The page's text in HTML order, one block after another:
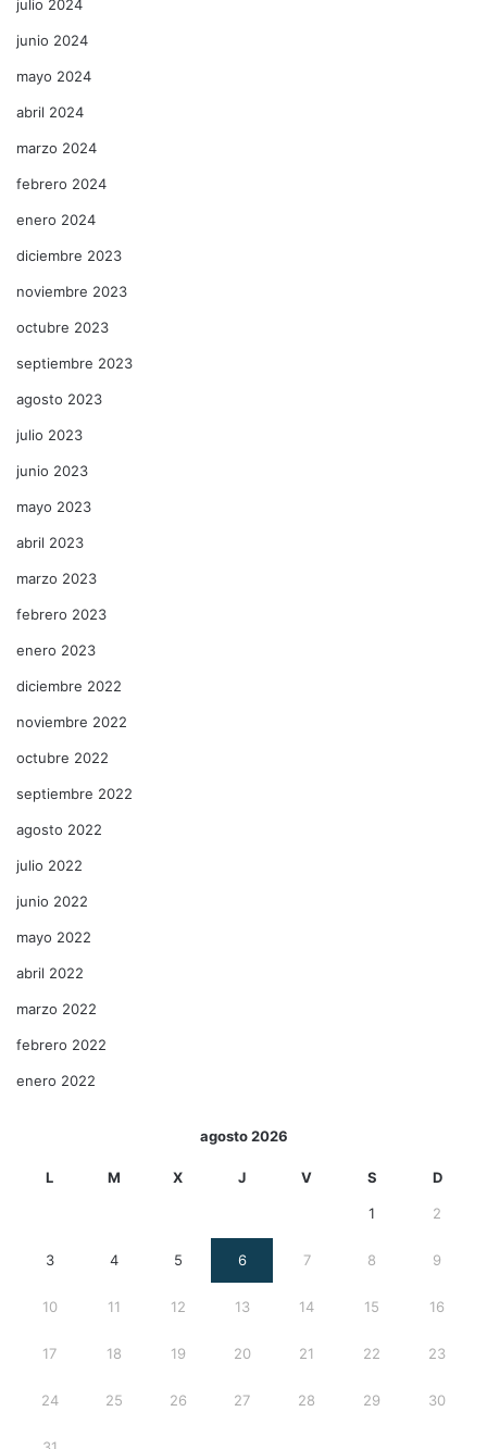
julio 2024
junio 2024
mayo 2024
abril 2024
marzo 2024
febrero 2024
enero 2024
diciembre 2023
noviembre 2023
octubre 2023
septiembre 2023
agosto 2023
julio 2023
junio 2023
mayo 2023
abril 2023
marzo 2023
febrero 2023
enero 2023
diciembre 2022
noviembre 2022
octubre 2022
septiembre 2022
agosto 2022
julio 2022
junio 2022
mayo 2022
abril 2022
marzo 2022
febrero 2022
enero 2022
agosto 2026
L M X J V S D
1 2
3 4 5 6 7 8 9
10 11 12 13 14 15 16
17 18 19 20 21 22 23
24 25 26 27 28 29 30